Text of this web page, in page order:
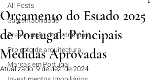
All Posts
Sustentabilidade
Preservação do Património
Projecto de arquitectura
Marcas em Portugal
Orçamento do Estado 2025
de Portugal: Principais
Medidas Aprovadas
Atualizado:9 de dez. de 2024